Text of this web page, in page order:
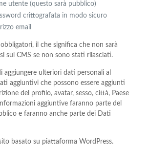
utente (questo sarà pubblico)
crittografata in modo sicuro
email
il che significa che non sarà
sul CMS se non sono stati rilasciati.
aggiungere ulteriori dati personali al
aggiuntivi che possono essere aggiunti
del profilo, avatar, sesso, città, Paese
aggiuntive faranno parte del
e faranno anche parte dei Dati
basato su piattaforma WordPress.